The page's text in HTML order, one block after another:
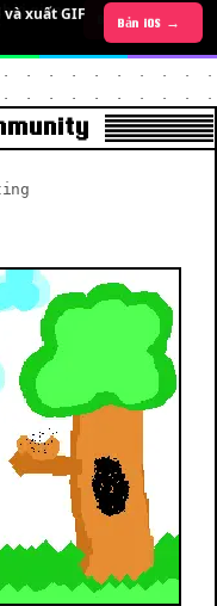
gian
Bản Android →
xuất GIF
Bản iOS →